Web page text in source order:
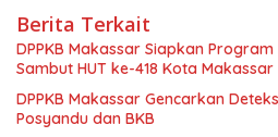
Berita Terkait
DPPKB Makassar Siapkan
Sambut HUT ke-418 Kota Makassar
DPPKB Makassar Gencarkan
Posyandu dan BKB